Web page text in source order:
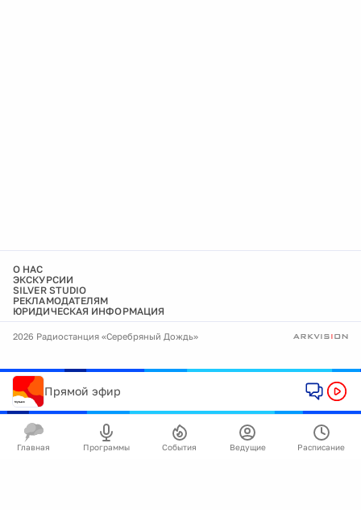
О НАС
ЭКСКУРСИИ
SILVER STUDIO
РЕКЛАМОДАТЕЛЯМ
ЮРИДИЧЕСКАЯ ИНФОРМАЦИЯ
2026 Радиостанция «Серебряный Дождь»
Прямой эфир
Главная Программы События Ведущие Расписание